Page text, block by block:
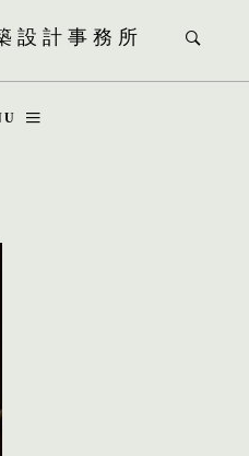
設計事務所